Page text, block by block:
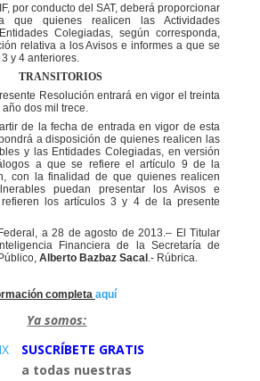
por conducto del SAT, deberá proporcionar
que quienes realicen
las Actividades
Colegiadas, según corresponda,
relativa a los Avisos e informes a que se
y 4 anteriores.
TRANSITORIOS
Resolución entrará en vigor el treinta
dos mil trece.
de la fecha de entrada en vigor de esta
a disposición de quienes realicen las
y las Entidades Colegiadas, en versión
a que se refiere el artículo 9 de la
con la finalidad de que quienes realicen
puedan presentar los Avisos e
los artículos 3 y 4 de la presente
a 28 de agosto de 2013.– El Titular
Financiera de la Secretaría de
, Alberto Bazbaz Sacal.- Rúbrica.
completa aquí
Ya somos:
SUSCRÍBETE GRATIS
a todas nuestras